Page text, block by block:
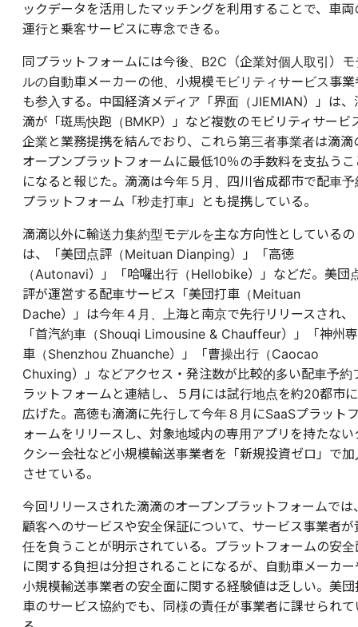
ックデータを活用したマッチングを利用することで、車両
運行と乗客サービスに専念できる。
同プラットフォームには今後、B2C（企業対個人取引）モ
ルの自動車メーカーの他、小規模モビリティサービス事業
も参入する。中国経済メディア「界面（JIEMIAN）」は、
滴が「斑馬快跑（BMKP）」など複数のモビリティサービ
企業と業務提携を結んでおり、これら第三者事業者は滴滴
オープンプラットフォームに最低10％の手数料を支払うこ
になると報じた。滴滴は今年５月、四川省成都市で配車予
プラットフォーム「秒走打車」とも提携している。
滴滴以外に輸送力集約型モデルを主な方向性としているの
は、「美団点評（Meituan Dianping）」「高徳
（Autonavi）」「哈囉出行（Hellobike）」などだ。美団
評が運営する配車サービス「美団打車（Meituan
Dache）」は今年４月、上海と南京で先行リリースされ、
「首汽約車（Shouqi Limousine & Chauffeur）」「神州専
車（Shenzhou Zhuanche）」「曹操出行（Caocao
Chuxing）」などアクセス・発注数が比較的多い配車予約
ラットフォームと連結し、５月には試行地点を約20都市に
広げた。高徳も滴滴に先行して今年８月にSaaSプラット
ォームをリリースし、対象地域内の専用アプリを持たない
クシー会社など小規模輸送事業者を「新規投資ゼロ」で加
させている。
今回リリースされた滴滴のオープンプラットフォームでは
顧客へのサービスや安全保証について、サービス事業者が
任を負うことが明示されている。プラットフォームの安全
に関する負担は分担されることになるが、自動車メーカー
小規模輸送事業者の安全面に関する経験値は乏しい。美団
車のサービス協約でも、同様の責任が事業者に課せられて